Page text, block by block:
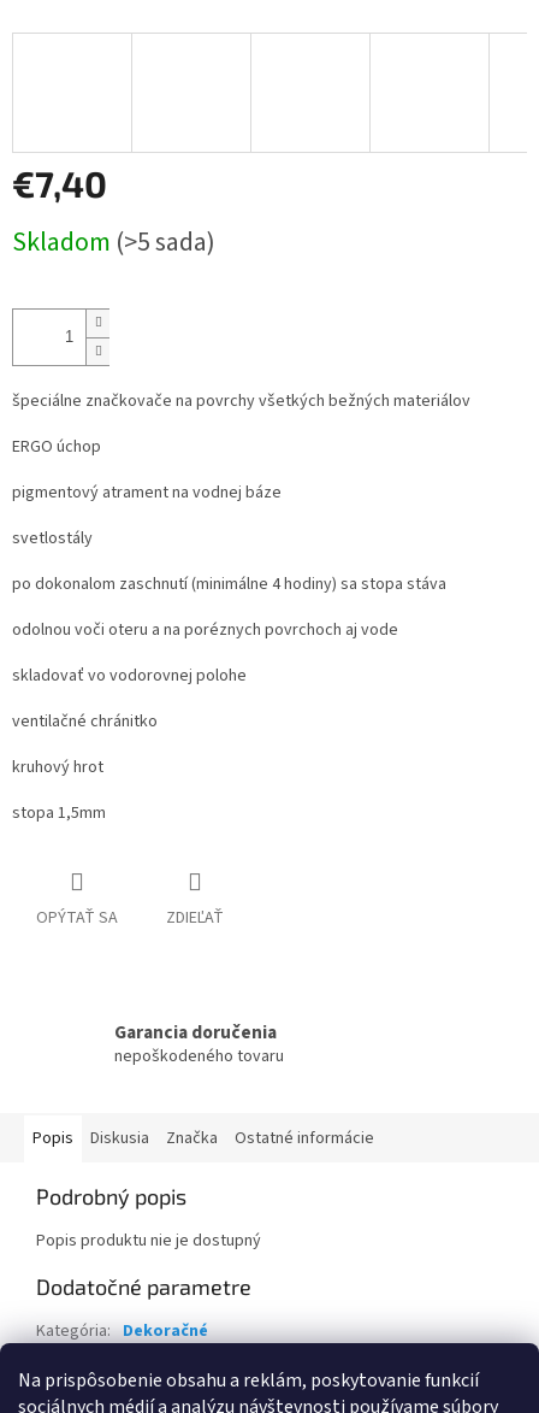
Na prispôsobenie obsahu a reklám, poskytovanie funkcií
sociálnych médií a analýzu návštevnosti používame súbory
€7,40
cena:
Skladom (>5 sada)
špeciálne značkovače na povrchy všetkých bežných materiálov
ERGO úchop
pigmentový atrament na vodnej báze
svetlostály
po dokonalom zaschnutí (minimálne 4 hodiny) sa stopa stáva
odolnou voči oteru a na poréznych povrchoch aj vode
skladovať vo vodorovnej polohe
ventilačné chránitko
kruhový hrot
stopa 1,5mm
OPÝTAŤ SA ZDIEĽAŤ
Garancia doručenia
nepoškodeného tovaru
Popis Diskusia Značka Ostatné informácie
Podrobný popis
Popis produktu nie je dostupný
Dodatočné parametre
Kategória: Dekoračné